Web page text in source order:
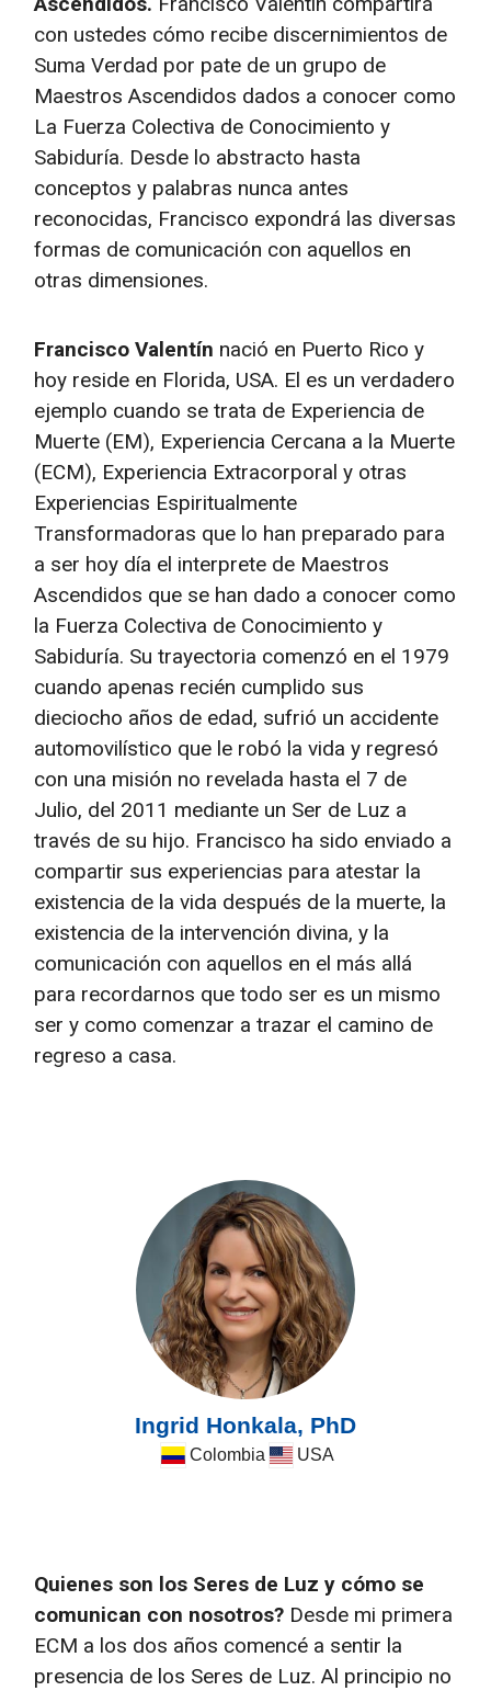
con ustedes cómo recibe discernimientos de
Suma Verdad por pate de un grupo de
Maestros Ascendidos dados a conocer como
La Fuerza Colectiva de Conocimiento y
Sabiduría. Desde lo abstracto hasta
conceptos y palabras nunca antes
reconocidas, Francisco expondrá las diversas
formas de comunicación con aquellos en
otras dimensiones.
Francisco Valentín nació en Puerto Rico y
hoy reside en Florida, USA. El es un verdadero
ejemplo cuando se trata de Experiencia de
Muerte (EM), Experiencia Cercana a la Muerte
(ECM), Experiencia Extracorporal y otras
Experiencias Espiritualmente
Transformadoras que lo han preparado para
a ser hoy día el interprete de Maestros
Ascendidos que se han dado a conocer como
la Fuerza Colectiva de Conocimiento y
Sabiduría. Su trayectoria comenzó en el 1979
cuando apenas recién cumplido sus
dieciocho años de edad, sufrió un accidente
automovilístico que le robó la vida y regresó
con una misión no revelada hasta el 7 de
Julio, del 2011 mediante un Ser de Luz a
través de su hijo. Francisco ha sido enviado a
compartir sus experiencias para atestar la
existencia de la vida después de la muerte, la
existencia de la intervención divina, y la
comunicación con aquellos en el más allá
para recordarnos que todo ser es un mismo
ser y como comenzar a trazar el camino de
regreso a casa.
Ingrid Honkala, PhD
Colombia USA
Quienes son los Seres de Luz y cómo se
comunican con nosotros? Desde mi primera
ECM a los dos años comencé a sentir la
presencia de los Seres de Luz. Al principio no